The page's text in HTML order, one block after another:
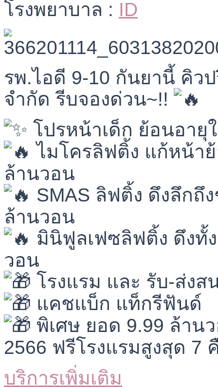
โรงพยาบาล : ID
รพ.ไอดี 9-10 กันยานี้ คิว
จำกัด รีบจองด่วน~!!
โปรหน้าเด็ก ย้อนอายุ
ไมโครลิฟติ้ง แก้หน้า
ล้านวอน
SMAS ลิฟติ้ง ดึงลึกถึ
ล้านวอน
มินิฟูลเฟซลิฟติ้ง ดึงทั้
วอน
โรงแรม และ รับ-ส่ง
แคชแบ็ก แท็กรีฟันด์
พิเศษ ยอด 9.99 ล้าน
2566 ฟรีโรงแรมสูงสุด 7
บริการเพิ่มเติม